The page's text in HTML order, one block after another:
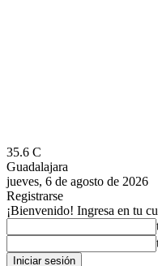
35.6 C
Guadalajara
jueves, 6 de agosto de 2026
Registrarse
¡Bienvenido! Ingresa en tu